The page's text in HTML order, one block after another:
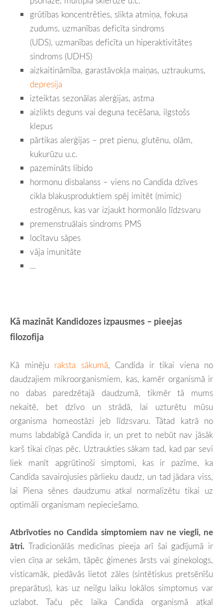
grūtības koncentrēties, slikta atmiņa, fokusa
zudums, uzmanības deficīta sindroms
(UDS), uzmanības deficīta un hiperaktivitātes
sindroms (UDHS)
aizkaitināmība, garastāvokļa maiņas, uztraukums,
depresija
izteiktas sezonālas alerģijas, astma
aizlikts deguns vai deguna tecēšana, ilgstošs
klepus
pārtikas alerģijas – pret pienu, glutēnu, olām,
kukurūzu u.c.
pazemināts libido
hormonu disbalanss – viens no Candida dzīves
cikla blakusproduktiem spēj imitēt (mimic)
estrogēnus, kas var izjaukt hormonālo līdzsvaru
premenstruālais sindroms PMS
locītavu sāpes
vāja imunitāte
...
Kā mazināt Kandidozes izpausmes – pieejas
filozofija
Kā minēju raksta sākumā, Candida ir tikai viena no
daudzajiem mikroorganismiem, kas, kamēr organismā ir
no dabas paredzētajā daudzumā, tikmēr tā mums
nekaitē, bet dzīvo un strādā, lai uzturētu mūsu
organisma homeostāzi jeb līdzsvaru. Tātad katrā no
mums labdabīgā Candida ir, un pret to nebūt nav jāsāk
karš tikai cīņas pēc. Uztraukties sākam tad, kad par sevi
liek manīt apgrūtinoši simptomi, kas ir pazīme, ka
Candida savairojusies pārlieku daudz, un tad jādara viss,
lai Piena sēnes daudzumu atkal normalizētu tikai uz
optimāli organismam nepieciešamo.
Atbrīvoties no Candida simptomiem nav ne viegli, ne
ātri. Tradicionālās medicīnas pieeja arī šai gadījumā ir
vien cīņa ar sekām, tāpēc ģimenes ārsts vai ginekologs,
visticamāk, piedāvās lietot zāles (sintētiskus pretsēnīšu
preparātus), kas uz neilgu laiku lokālos simptomus var
uzlabot. Taču pēc laika Candida organismā atkal